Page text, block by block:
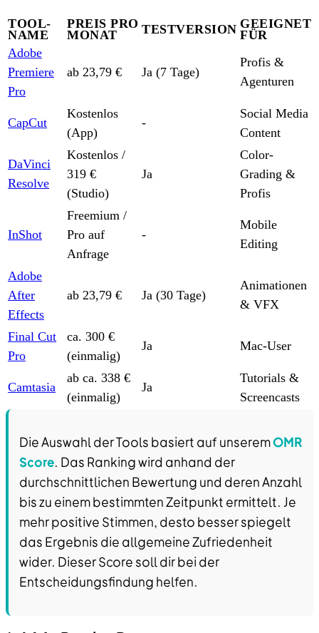
TOOL-
NAME
PREIS PRO
MONAT
TESTVERSION GEEIGNET
FÜR
Adobe
Premiere
Pro
ab 23,79 € Ja (7 Tage)
Profis &
Agenturen
CapCut
Kostenlos
(App)
-
Social Media
Content
DaVinci
Resolve
Kostenlos /
319 €
(Studio)
Ja
Color-
Grading &
Profis
InShot
Freemium /
Pro auf
Anfrage
-
Mobile
Editing
Adobe
After
Effects
ab 23,79 € Ja (30 Tage)
Animationen
& VFX
Final Cut
Pro
ca. 300 €
(einmalig)
Ja Mac-User
Camtasia
ab ca. 338 €
(einmalig)
Ja
Tutorials &
Screencasts
Die Auswahl der Tools basiert auf unseremOMR
Score. Das Ranking wird anhand der
durchschnittlichen Bewertung und deren Anzahl
bis zu einem bestimmten Zeitpunkt ermittelt. Je
mehr positive Stimmen, desto besser spiegelt
das Ergebnis die allgemeine Zufriedenheit
wider. Dieser Score soll dir bei der
Entscheidungsfindung helfen.